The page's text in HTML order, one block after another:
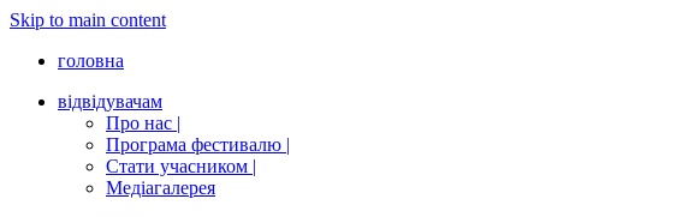
Skip to main content
головна
відвідувачам
Про нас |
Програма фестивалю |
Стати учасником |
Медіагалерея